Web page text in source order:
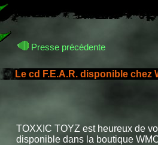
Presse précèdente
Le cd F.E.A.R. disponible chez
TOXXIC TOYZ est heureux de
disponible dans la boutique